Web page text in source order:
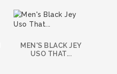
MEN'S BLACK JEY
USO THAT...